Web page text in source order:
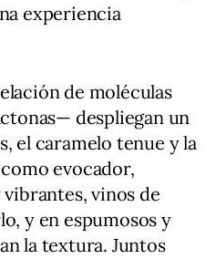
experiencia
de moléculas
despliegan un
el caramelo tenue y la
evocador,
vinos de
y en espumosos y
la textura. Juntos